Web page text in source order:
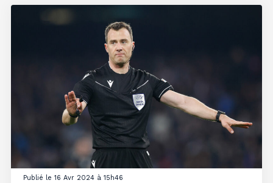
Publié le 16 Avr 2024 à 15h46